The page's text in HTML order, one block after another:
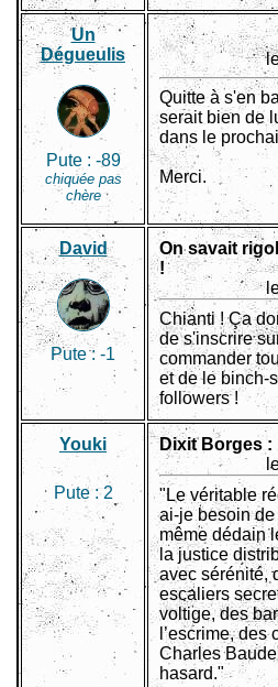
Un
Dégueulis
Pute : -89
chiquée pas
chère
Quitte à s'en
serait bien de
dans le
Merci.
David
Pute : -1
On savait
!
Chianti ! Ça
de s'inscrire
commander
et de le binch-
followers !
Youki
Pute :2
Dixit Borges :
"Le véritable
ai-je besoin
même dédain
la justice
avec sérénité,
escaliers
voltige, des
l’escrime,
Charles
hasard."